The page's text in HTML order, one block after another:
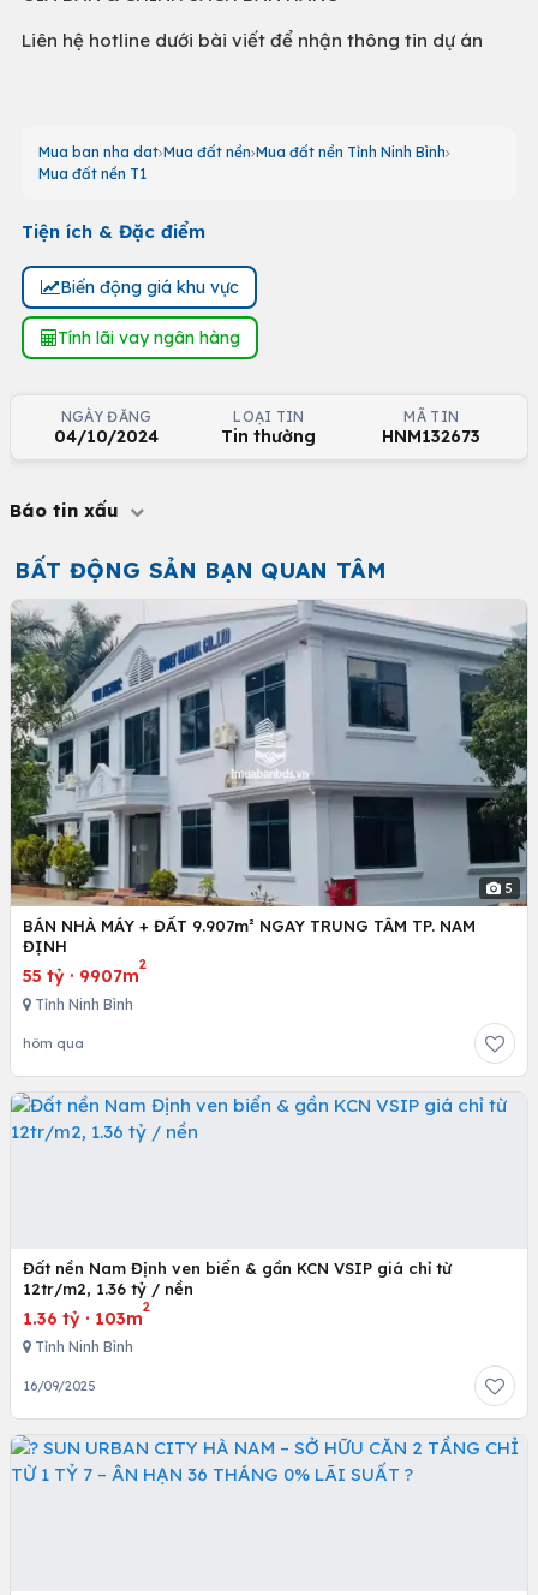
Liên hệ hotline dưới bài viết để nhận thông tin dự án
Mua ban nha dat Mua đất nền Mua đất nền Tỉnh Ninh Bình
Mua đất nền T1
Tiện ích & Đặc điểm
Biến động giá khu vực
Tính lãi vay ngân hàng
NGÀY ĐĂNG
04/10/2024
LOẠI TIN
Tin thường
MÃ TIN
HNM132673
Báo tin xấu
BẤT ĐỘNG SẢN BẠN QUAN TÂM
5
BÁN NHÀ MÁY + ĐẤT 9.907m² NGAY TRUNG TÂM TP. NAM
ĐỊNH
55 tỷ · 9907m
2
Tỉnh Ninh Bình
hôm qua
Đất nền Nam Định ven biển & gần KCN VSIP giá chỉ từ
12tr/m2, 1.36 tỷ / nền
1.36 tỷ · 103m
2
Tỉnh Ninh Bình
16/09/2025